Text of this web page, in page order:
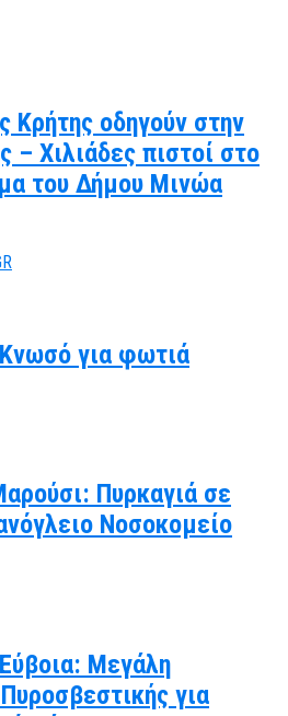
Κρήτης οδηγούν στην
– Χιλιάδες πιστοί στο
του Δήμου Μινώα
για φωτιά
Πυρκαγιά σε
Νοσοκομείο
Μεγάλη
για